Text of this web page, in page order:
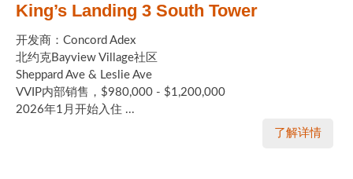
King’s Landing 3 South Tower
开发商：Concord Adex
北约克Bayview Village社区
Sheppard Ave & Leslie Ave
VVIP内部销售，$980,000 - $1,200,000
2026年1月开始入住 ...
了解详情